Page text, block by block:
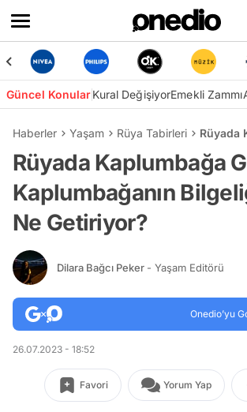
Güncel KonularKural DeğişiyorEmekli Zammı
Haberler Yaşam Rüya Tabirleri Rüyada
Rüyada Kaplumbağa
Kaplumbağanın
Ne Getiriyor?
Dilara Bağcı Peker - Yaşam Editörü
Onedio’yu
26.07.2023 - 18:52
Favori Yorum Yap